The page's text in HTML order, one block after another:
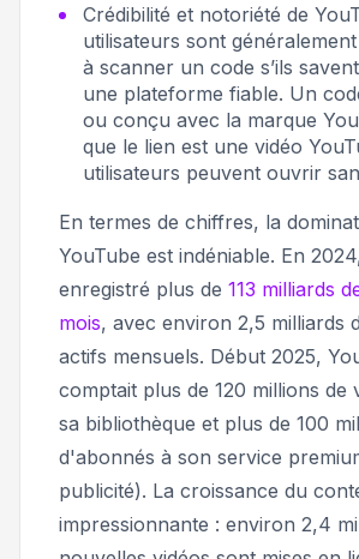
Crédibilité et notoriété de
utilisateurs sont
à scanner un code s’ils
une plateforme fiable. Un
ou conçu avec la marque
que le lien est une vidéo
utilisateurs peuvent ouvrir
En termes de chiffres, la
YouTube est indéniable. En
enregistré plus de 113 milliards
mois, avec environ 2,5 milliards
actifs mensuels. Début 2025,
comptait plus de 120 millions de
sa bibliothèque et plus de 100
d'abonnés à son service
publicité). La croissance du
impressionnante : environ 2,4